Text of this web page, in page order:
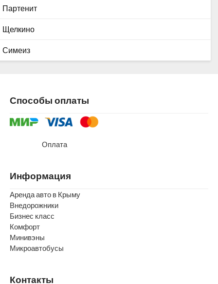
Партенит
Щелкино
Симеиз
Способы оплаты
Оплата
Информация
Аренда авто в Крыму
Внедорожники
Бизнес класс
Комфорт
Минивэны
Микроавтобусы
Контакты